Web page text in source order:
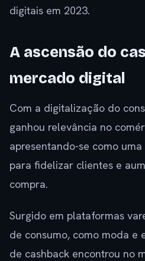
digitais em 2023.
A ascensão do
mercado digital
Com a digitalização do
ganhou relevância no
apresentando-se como
para fidelizar clientes e
compra.
Surgido em plataformas
de consumo, como moda e
de cashback encontrou no